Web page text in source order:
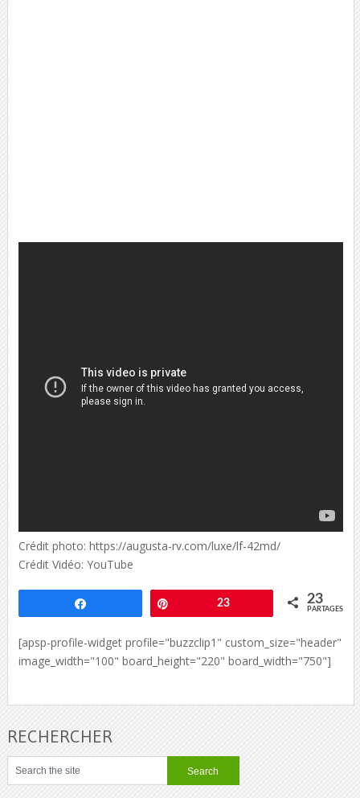
Crédit photo: https://augusta-rv.com/luxe/lf-42md/
Crédit Vidéo: YouTube
23 23
PARTAGES
[apsp-profile-widget profile="buzzclip1" custom_size="header"
image_width="100" board_height="220" board_width="750"]
RECHERCHER